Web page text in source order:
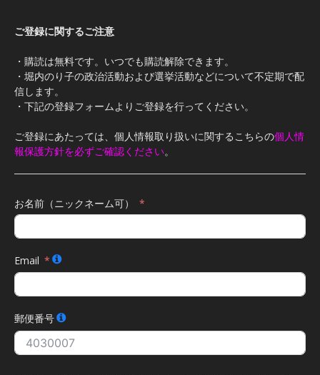
ご登録に関するご注意
・購読は無料です。いつでも購読解除できます。
・堀内のり子の政治活動および選挙活動などについて不定期で配
信します。
・下記の登録フォームよりご登録を行ってください。
ご登録にあたっては、個人情報取り扱いに関するこちらの個人情
報保護方針を必ずご確認ください。
お名前（ニックネーム可）
Email
郵便番号